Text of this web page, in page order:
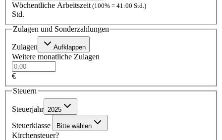
Wöchentliche Arbeitszeit (100% = 41:00 Std.)
Std.
Zulagen und Sonderzahlungen
Zulagen Aufklappen
Weitere monatliche Zulagen
€
Steuern
Steuerjahr 2025
Steuerklasse Bitte wählen
Kirchensteuer?